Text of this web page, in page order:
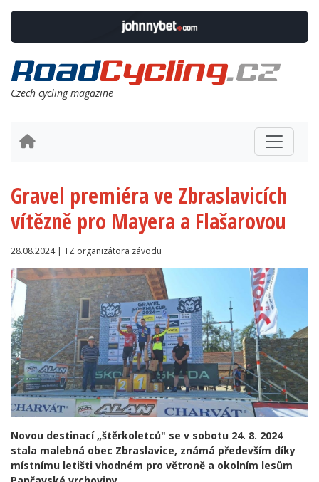
Czech cycling magazine
Gravel premiéra ve Zbraslavicích
vítězně pro Mayera a Flašarovou
28.08.2024 | TZ organizátora závodu
Novou destinací „štěrkoletců" se v sobotu 24. 8. 2024
stala malebná obec Zbraslavice, známá především díky
místnímu letišti vhodném pro větroně a okolním lesům